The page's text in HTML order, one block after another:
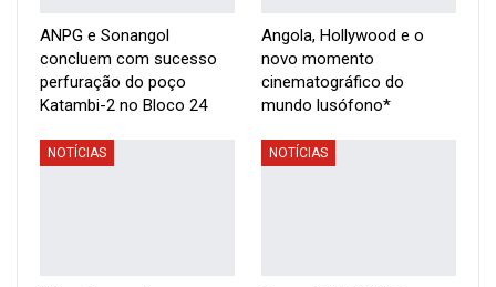
Brasil”.
ANPG e Sonangol
concluem com sucesso
perfuração do poço
Katambi-2 no Bloco 24
Angola, Hollywood e o
novo momento
cinematográfico do
mundo lusófono*
NOTÍCIAS NOTÍCIAS